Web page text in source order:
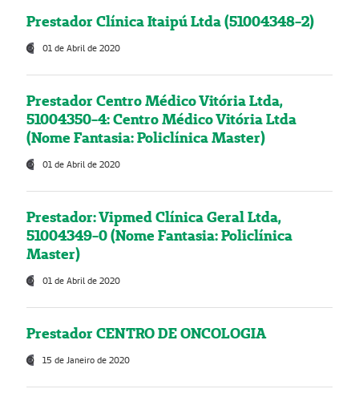
Prestador Clínica Itaipú Ltda (51004348-2)
01 de Abril de 2020
Prestador Centro Médico Vitória Ltda,
51004350-4: Centro Médico Vitória Ltda
(Nome Fantasia: Policlínica Master)
01 de Abril de 2020
Prestador: Vipmed Clínica Geral Ltda,
51004349-0 (Nome Fantasia: Policlínica
Master)
01 de Abril de 2020
Prestador CENTRO DE ONCOLOGIA
15 de Janeiro de 2020